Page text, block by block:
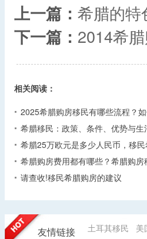
上一篇： 希腊的特
下一篇： 2014希
相关阅读：
2025希腊购房移民有哪些流程？
希腊移民：政策、条件、优势与生
希腊25万欧元是多少人民币，移
希腊购房费用都有哪些？希腊购房
请查收!移民希腊购房的建议
友情链接 土耳其移民 美